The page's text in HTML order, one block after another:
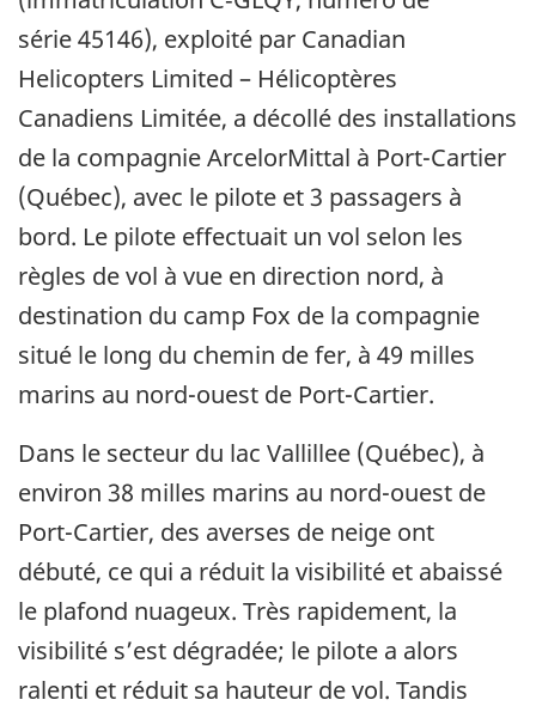
série 45146), exploité par Canadian
Helicopters Limited – Hélicoptères
Canadiens Limitée, a décollé des installations
de la compagnie ArcelorMittal à Port-Cartier
(Québec), avec le pilote et 3 passagers à
bord. Le pilote effectuait un vol selon les
règles de vol à vue en direction nord, à
destination du camp Fox de la compagnie
situé le long du chemin de fer, à 49 milles
marins au nord-ouest de Port-Cartier.
Dans le secteur du lac Vallillee (Québec), à
environ 38 milles marins au nord-ouest de
Port-Cartier, des averses de neige ont
débuté, ce qui a réduit la visibilité et abaissé
le plafond nuageux. Très rapidement, la
visibilité s’est dégradée; le pilote a alors
ralenti et réduit sa hauteur de vol. Tandis